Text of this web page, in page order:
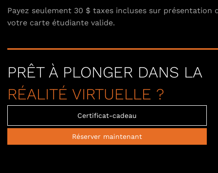
Payez seulement 30 $ taxes incluses sur présentation
votre carte étudiante valide.
PRÊT À PLONGER DANS LA
RÉALITÉ VIRTUELLE ?
Certificat-cadeau
Réserver maintenant